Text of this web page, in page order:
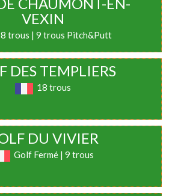
VEXIN
trous | 9 trous Pitch&Putt
DES TEMPLIERS
18 trous
DU VIVIER
Golf Fermé | 9 trous